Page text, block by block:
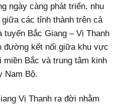
ngày càng phát triển, nhu
các tỉnh thành trên cả
Bắc Giang – Vị Thanh
đường kết nối giữa khu vực
Bắc và trung tâm kinh
Nam Bộ.
Vị Thanh ra đời nhằm